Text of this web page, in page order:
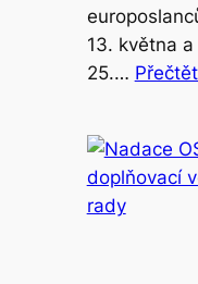
13. května
25.…